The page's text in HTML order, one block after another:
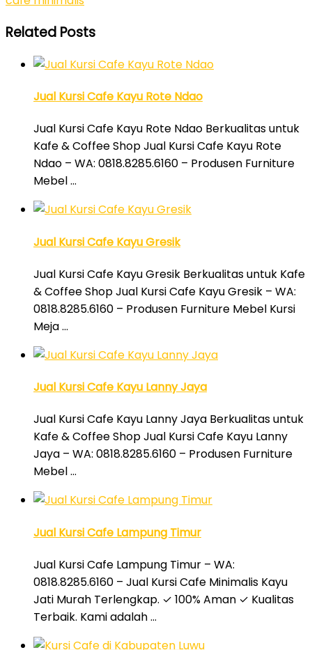
Related Posts
Jual Kursi Cafe Kayu Rote Ndao
Jual Kursi Cafe Kayu Rote Ndao Berkualitas untuk
Kafe & Coffee Shop Jual Kursi Cafe Kayu Rote
Ndao – WA: 0818.8285.6160 – Produsen Furniture
Mebel …
Jual Kursi Cafe Kayu Gresik
Jual Kursi Cafe Kayu Gresik Berkualitas untuk Kafe
& Coffee Shop Jual Kursi Cafe Kayu Gresik – WA:
0818.8285.6160 – Produsen Furniture Mebel Kursi
Meja …
Jual Kursi Cafe Kayu Lanny Jaya
Jual Kursi Cafe Kayu Lanny Jaya Berkualitas untuk
Kafe & Coffee Shop Jual Kursi Cafe Kayu Lanny
Jaya – WA: 0818.8285.6160 – Produsen Furniture
Mebel …
Jual Kursi Cafe Lampung Timur
Jual Kursi Cafe Lampung Timur – WA:
0818.8285.6160 – Jual Kursi Cafe Minimalis Kayu
Jati Murah Terlengkap. ✓ 100% Aman ✓ Kualitas
Terbaik. Kami adalah …